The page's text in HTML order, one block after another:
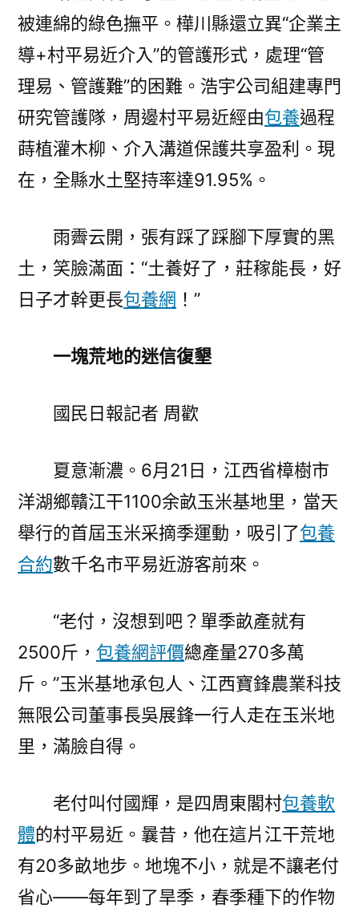
被連綿的綠色撫平。樺川縣還立異“企業主
導+村平易近介入”的管護形式，處理“管
理易、管護難”的困難。浩宇公司組建專門
研究管護隊，周邊村平易近經由包養過程
蒔植灌木柳、介入溝道保護共享盈利。現
在，全縣水土堅持率達91.95%。
雨霽云開，張有踩了踩腳下厚實的黑
土，笑臉滿面：“土養好了，莊稼能長，好
日子才幹更長包養網 ！”
一塊荒地的迷信復墾
國民日報記者 周歡
夏意漸濃。6月21日，江西省樟樹市
洋湖鄉贛江干1100余畝玉米基地里，當天
舉行的首屆玉米采摘季運動，吸引了包養
合約數千名市平易近游客前來。
“老付，沒想到吧？單季畝產就有
2500斤， 包養網評價總產量270多萬
斤。”玉米基地承包人、江西寶鋒農業科技
無限公司董事長吳展鋒一行人走在玉米地
里，滿臉自得。
老付叫付國輝，是四周東閣村包養軟
體的村平易近。曩昔，他在這片江干荒地
有20多畝地步。地塊不小，就是不讓老付
省心——每年到了旱季，春季種下的作物